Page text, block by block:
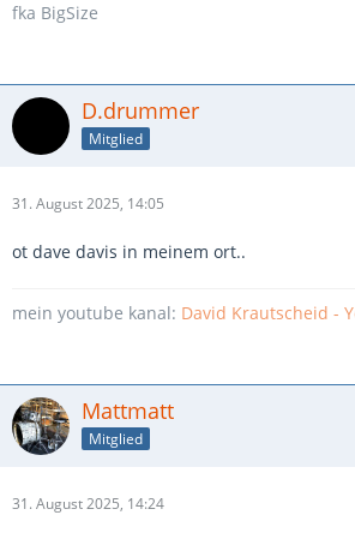
fka BigSize
D.drummer
Mitglied
31. August 2025, 14:05
ot dave davis in meinem ort..
mein youtube kanal: David Krautscheid -
Mattmatt
Mitglied
31. August 2025, 14:24